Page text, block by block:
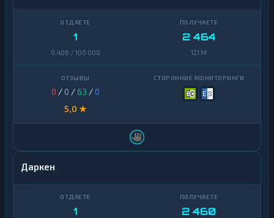
1
0,406 / 100 000
2 464
121 M
0 / 0 /63 /0
5,0 ★
Даркен
1 2 460